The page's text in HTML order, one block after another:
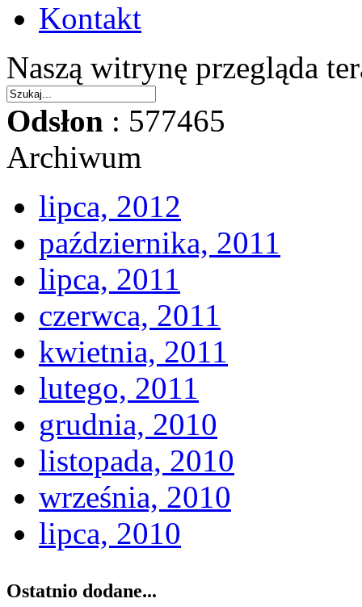
Kontakt
Naszą witrynę przegląda
Odsłon : 577465
Archiwum
lipca, 2012
października, 2011
lipca, 2011
czerwca, 2011
kwietnia, 2011
lutego, 2011
grudnia, 2010
listopada, 2010
września, 2010
lipca, 2010
Ostatnio dodane...